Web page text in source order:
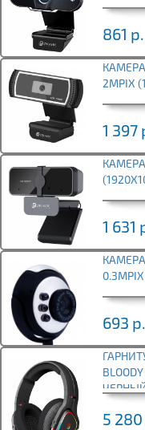
861 р.
КАМЕРА
2MPIX
1 397
КАМЕРА
1 631
693 р.
5 280